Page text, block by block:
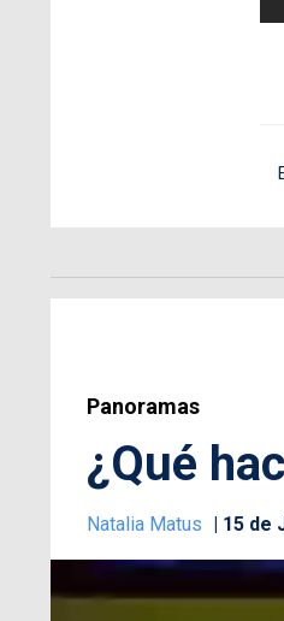
Panoramas
¿Qué
Natalia Matus 15 de